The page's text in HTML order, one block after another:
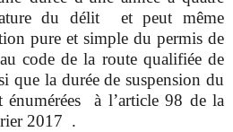
du délit et peut même
pure et simple du permis de
code de la route qualifiée de
que la durée de suspension du
énumérées à l’article 98 de la
2017 .